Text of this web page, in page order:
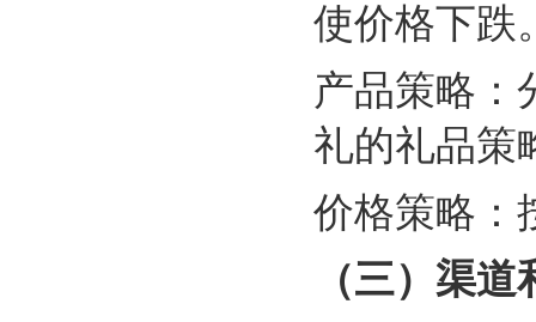
使价格下跌
产品策略：
礼的礼品策
价格策略：
（三）渠